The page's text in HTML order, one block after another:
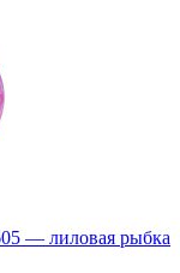
— лиловая рыбка